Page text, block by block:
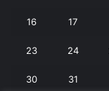
16 17
23 24
30 31